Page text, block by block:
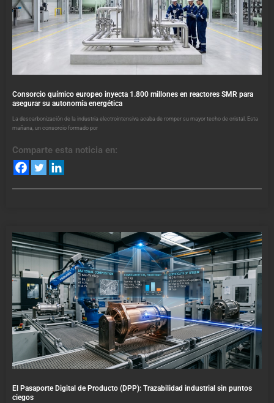
Consorcio químico europeo inyecta 1.800 millones en reactores SMR para
asegurar su autonomía energética
La descarbonización de la industria electrointensiva acaba de romper su mayor techo de cristal. Esta
mañana, un consorcio formado por
Comparte esta noticia en:
El Pasaporte Digital de Producto (DPP): Trazabilidad industrial sin puntos
ciegos